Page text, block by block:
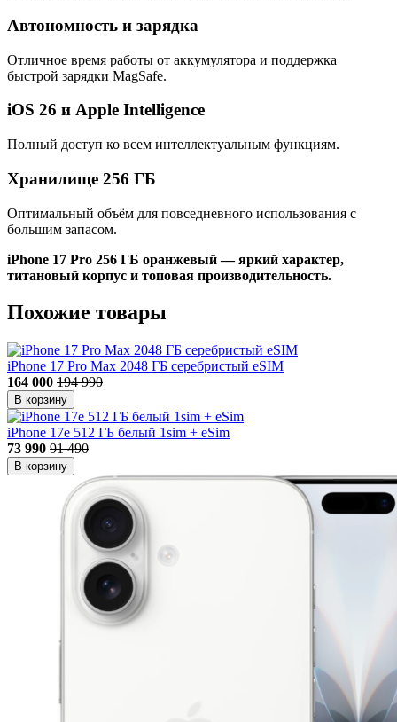
Автономность и зарядка
Отличное время работы от аккумулятора и поддержка
быстрой зарядки MagSafe.
iOS 26 и Apple Intelligence
Полный доступ ко всем интеллектуальным функциям.
Хранилище 256 ГБ
Оптимальный объём для повседневного использования с
большим запасом.
iPhone 17 Pro 256 ГБ оранжевый — яркий характер,
титановый корпус и топовая производительность.
Похожие товары
iPhone 17 Pro Max 2048 ГБ серебристый eSIM
164 000 194 990
В корзину
iPhone 17e 512 ГБ белый 1sim + eSim
73 990 91 490
В корзину